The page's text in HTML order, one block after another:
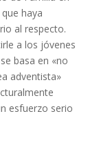
haya
al respecto.
a los jóvenes
basa en «no
adventista»
esfuerzo serio